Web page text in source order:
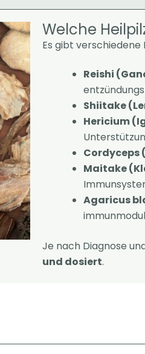
Welche
Es gibt
Reishi
Shiitake
Hericium
Cordyceps
Maitake
Agaricus
Je nach Diagnose
und dosiert.